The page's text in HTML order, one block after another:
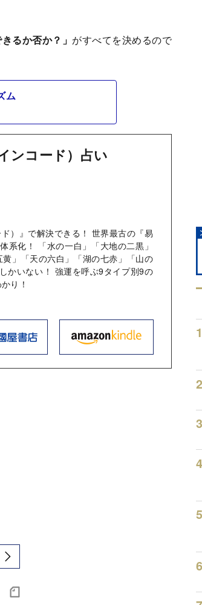
るか否か？」 がすべてを決めるので
ム
ンコード）占い
）』で解決できる！ 世界最古の『易
系化！ 「水の一白」「大地の二黒」
黄」「天の六白」「湖の七赤」「山の
かいない！ 強運を呼ぶ9タイプ別9の
り！